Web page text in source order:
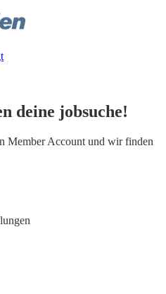
deine jobsuche!
Member Account und wir finden